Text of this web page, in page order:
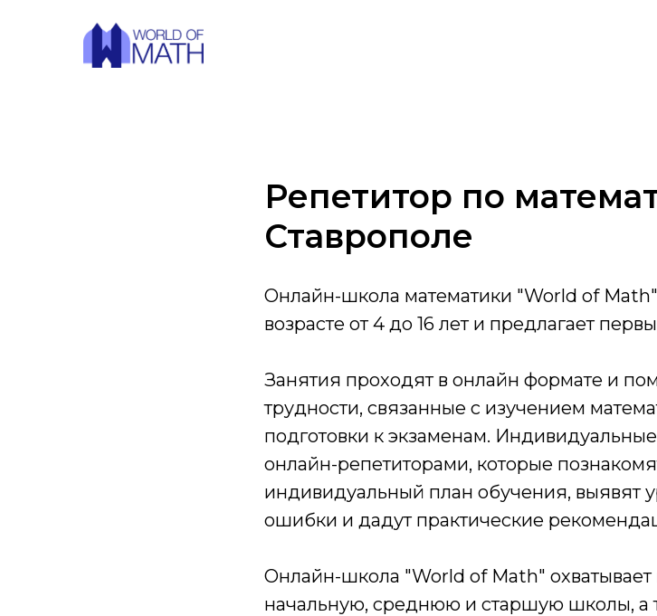
Репетитор по
Ставрополе
Онлайн-школа математики "World of
возрасте от 4 до 16 лет и предлагает
Занятия проходят в онлайн формате и
трудности, связанные с изучением
подготовки к экзаменам.
онлайн-репетиторами, которые
индивидуальный план обучения, выявят
ошибки и дадут практические
Онлайн-школа "World of Math" охватывает
начальную, среднюю и старшую школы, а